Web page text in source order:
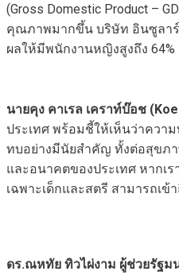
(Gross Domestic Product –
คุณภาพมากขึ้น บริษัท อินซูลาร์
ผลให้มีพนักงานหญิงสูงถึง
นายคุง คาเรล เคราท์บ๊อช
ประเทศ พร้อมชี้ให้เห็นว่าควา
ทบอย่างมีนัยสำคัญ ทั้งต่อสุขภ
และอนาคตของประเทศ หากเ
เฉพาะเด็กและสตรี สามารถเ
ดร.ณหทัย ทิวไผ่งาม ผู้ช่วยรัฐ